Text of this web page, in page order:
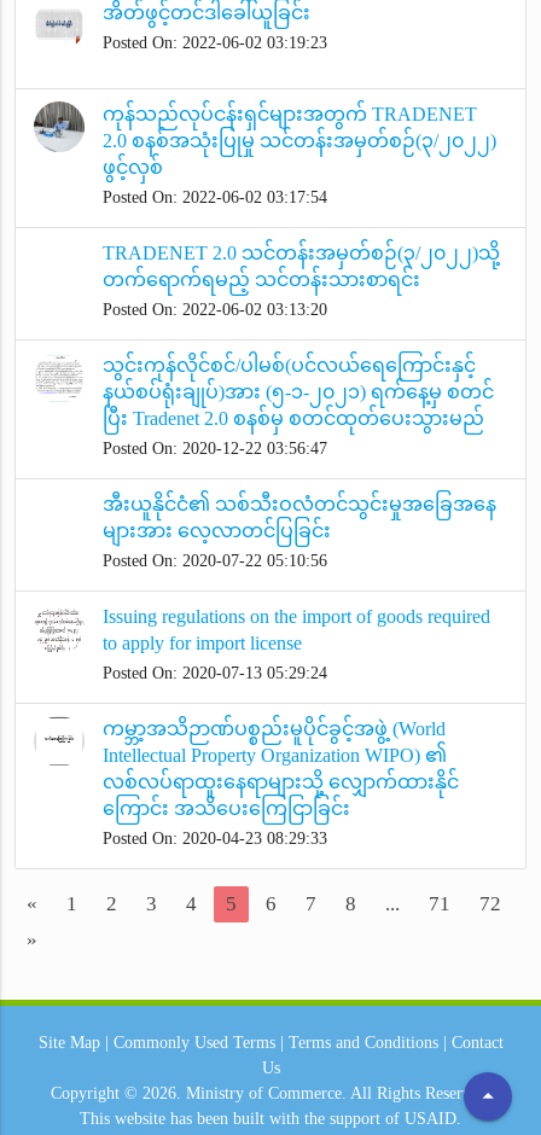
အိတ်ဖွင့်တင်ဒါခေါ်ယူခြင်း
Posted On: 2022-06-02 03:19:23
ကုန်သည်လုပ်ငန်းရှင်များအတွက် TRADENET
2.0 စနစ်အသုံးပြုမှု သင်တန်းအမှတ်စဉ်(၃/၂၀၂၂)
ဖွင့်လှစ်
Posted On: 2022-06-02 03:17:54
TRADENET 2.0 သင်တန်းအမှတ်စဉ်(၃/၂၀၂၂)သို့
တက်ရောက်ရမည့် သင်တန်းသားစာရင်း
Posted On: 2022-06-02 03:13:20
သွင်းကုန်လိုင်စင်/ပါမစ်(ပင်လယ်ရေကြောင်းနှင့်
နယ်စပ်ရုံးချုပ်)အား (၅-၁-၂၀၂၁) ရက်နေ့မှ စတင်
ပြီး Tradenet 2.0 စနစ်မှ စတင်ထုတ်ပေးသွားမည်
Posted On: 2020-12-22 03:56:47
အီးယူနိုင်ငံ၏ သစ်သီးဝလံတင်သွင်းမှုအခြေအနေ
များအား လေ့လာတင်ပြခြင်း
Posted On: 2020-07-22 05:10:56
Issuing regulations on the import of goods required
to apply for import license
Posted On: 2020-07-13 05:29:24
ကမ္ဘာ့အသိဉာဏ်ပစ္စည်းမူပိုင်ခွင့်အဖွဲ့ (World
Intellectual Property Organization WIPO) ၏
လစ်လပ်ရာထူးနေရာများသို့ လျှောက်ထားနိုင်
ကြောင်း အသိပေးကြေငြာခြင်း
Posted On: 2020-04-23 08:29:33
« 1 2 3 4 5 6 7 8 ... 71
72
»
arrow_drop_up
Site Map| Commonly Used Terms| Terms and Conditions| Contact
Us
Copyright © 2026. Ministry of Commerce. All Rights Reserved.
This website has been built with the support of USAID.